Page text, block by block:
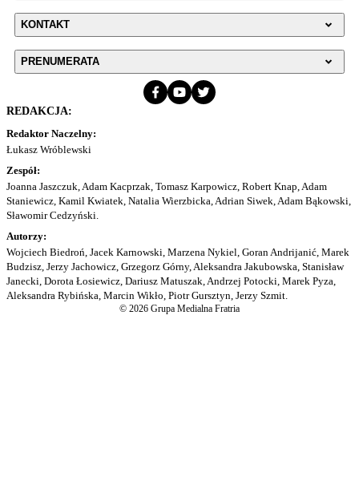
KONTAKT
PRENUMERATA
REDAKCJA:
Redaktor Naczelny:
Łukasz Wróblewski
Zespół:
Joanna Jaszczuk, Adam Kacprzak, Tomasz Karpowicz, Robert Knap, Adam
Staniewicz, Kamil Kwiatek, Natalia Wierzbicka, Adrian Siwek, Adam Bąkowski,
Sławomir Cedzyński.
Autorzy:
Wojciech Biedroń, Jacek Karnowski, Marzena Nykiel, Goran Andrijanić, Marek
Budzisz, Jerzy Jachowicz, Grzegorz Górny, Aleksandra Jakubowska, Stanisław
Janecki, Dorota Łosiewicz, Dariusz Matuszak, Andrzej Potocki, Marek Pyza,
Aleksandra Rybińska, Marcin Wikło, Piotr Gursztyn, Jerzy Szmit.
© 2026 Grupa Medialna Fratria